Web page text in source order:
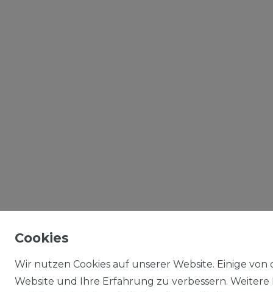
Cookies
Wir nutzen Cookies auf unserer Website. Einige
Website und Ihre Erfahrung zu verbessern.